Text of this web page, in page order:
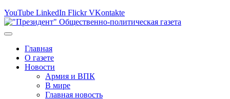
YouTube LinkedIn Flickr VKontakte
Главная
О газете
Новости
Армия и ВПК
В мире
Главная новость